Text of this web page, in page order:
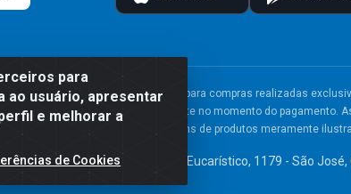
para
ao usuário, apresentar
e melhorar a
de Cookies
de pagamento e frete são válidos para compras realizadas
exibido no carrinho de compras do site no momento do pagamento.
Imagens de produtos meramente
2001 LTDA - Av. Congresso Eucarístico, 1179 - São